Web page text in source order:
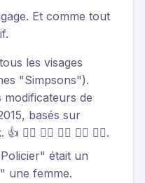
Et comme tout
les visages
"Simpsons").
modificateurs de
basés sur
👍🏼 👍🏽 👍🏾 👍🏿.
était un
une femme.